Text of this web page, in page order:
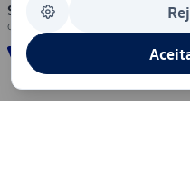
Segurança